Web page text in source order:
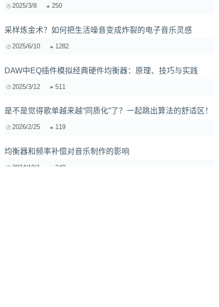
2025/3/8 250
采样炼金术？如何把生活噪音变成炸裂的电子音乐灵感
2025/6/10 1282
DAW中EQ插件模拟经典硬件均衡器：原理、技巧与实践
2025/3/12 511
是不是觉得歌单越来越“同质化”了？一起跳出算法的舒适区！
2026/2/25 119
均衡器和频率补偿对音乐制作的影响
2024/10/1 240